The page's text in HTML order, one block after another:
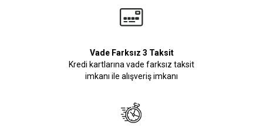
Vade Farksız 3 Taksit
Kredi kartlarına vade farksız taksit
imkanı ile alışveriş imkanı